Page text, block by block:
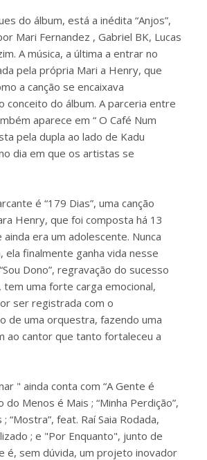
do álbum, está a inédita “Anjos”,
Mari Fernandez , Gabriel BK, Lucas
A música, a última a entrar no
pela própria Mari a Henry, que
a canção se encaixava
conceito do álbum. A parceria entre
aparece em “ O Café Num
pela dupla ao lado de Kadu
dia em que os artistas se
é “179 Dias”, uma canção
Henry, que foi composta há 13
ainda era um adolescente. Nunca
finalmente ganha vida nesse
Dono”, regravação do sucesso
tem uma forte carga emocional,
ser registrada com o
de uma orquestra, fazendo uma
ao cantor que tanto fortaleceu a
" ainda conta com “A Gente é
do Menos é Mais ; “Minha Perdição”,
“Mostra”, feat. Raí Saia Rodada,
; e "Por Enquanto", junto de
é, sem dúvida, um projeto inovador